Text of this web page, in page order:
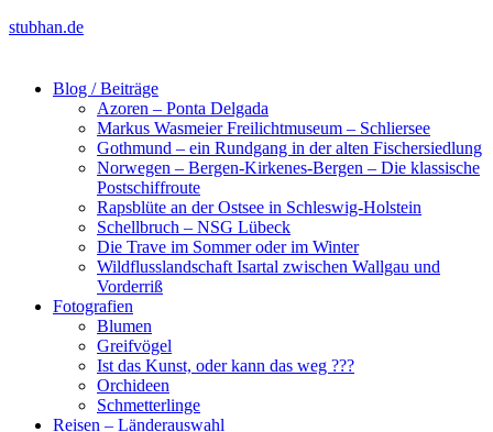
stubhan.de
Blog / Beiträge
Azoren – Ponta Delgada
Markus Wasmeier Freilichtmuseum – Schliersee
Gothmund – ein Rundgang in der alten Fischersiedlung
Norwegen – Bergen-Kirkenes-Bergen – Die klassische
Postschiffroute
Rapsblüte an der Ostsee in Schleswig-Holstein
Schellbruch – NSG Lübeck
Die Trave im Sommer oder im Winter
Wildflusslandschaft Isartal zwischen Wallgau und
Vorderriß
Fotografien
Blumen
Greifvögel
Ist das Kunst, oder kann das weg ???
Orchideen
Schmetterlinge
Reisen – Länderauswahl